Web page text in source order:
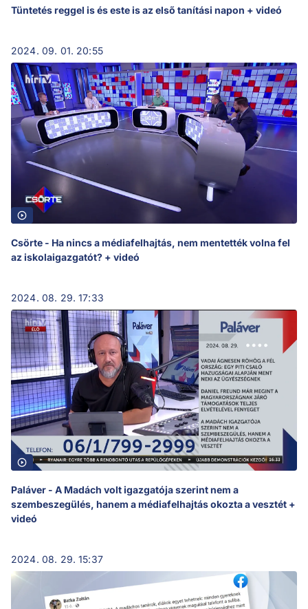
Tüntetés reggel is és este is az első tanítási napon + videó
2024. 09. 01. 20:55
Csörte - Ha nincs a médiafelhajtás, nem mentették volna fel
az iskolaigazgatót? + videó
2024. 08. 29. 17:33
Paláver - A Madách volt igazgatója szerint nem a
szembeszegülés, hanem a médiafelhajtás okozta a vesztét +
videó
2024. 08. 29. 15:37